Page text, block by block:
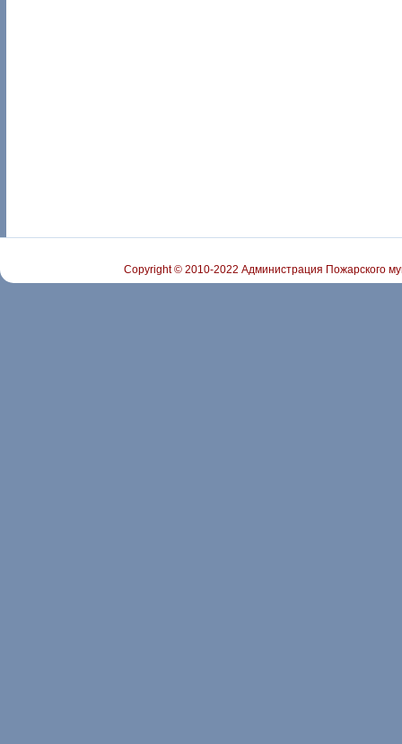
Copyright © 2010-2022 Администрация Пожарского